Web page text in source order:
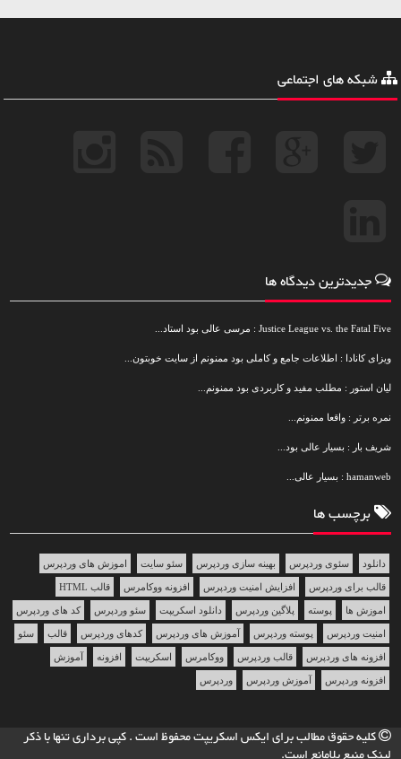
شبکه های اجتماعی
جدیدترین دیدگاه ها
Justice League vs. the Fatal Five : مرسی عالی بود استاد...
ویزای کانادا : اطلاعات جامع و کاملی بود ممنونم از سایت خوبتون...
لیان استور : مطلب مفید و کاربردی بود ممنونم...
نمره برتر : واقعا ممنونم...
شریف بار : بسیار عالی بود...
hamanweb : بسیار عالی...
برچسب ها
دانلود سئوی وردپرس بهینه سازی وردپرس سئو سایت اموزش های وردپرس
قالب برای وردپرس افزایش امنیت وردپرس افزونه ووکامرس قالب HTML
اموزش ها پوسته پلاگین وردپرس دانلود اسکریپت سئو وردپرس کد های وردپرس
امنیت وردپرس پوسته وردپرس آموزش های وردپرس کدهای وردپرس قالب سئو
افزونه های وردپرس قالب وردپرس ووکامرس اسکریپت افزونه آموزش
افزونه وردپرس آموزش وردپرس وردپرس
کلیه حقوق مطالب برایایکس اسکریپتمحفوظ است . کپی برداری تنها با ذکر